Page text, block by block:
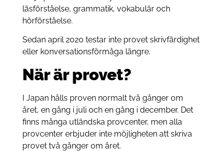
läsförståelse, grammatik, vokabulär och
hörförståelse.
Sedan april 2020 testar inte provet skrivfärdighet
eller konversationsförmåga längre.
När är provet?
I Japan hålls proven normalt två gånger om
året, en gång i juli och en gång i december. Det
finns många utländska provcenter, men alla
provcenter erbjuder inte möjligheten att skriva
provet två gånger om året.